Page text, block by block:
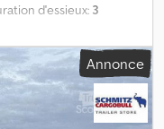
d'essieux: 3
chargement:13 410 mm,
mm, hauteur de
de l'espace de
des pneus:385/65
Annonce